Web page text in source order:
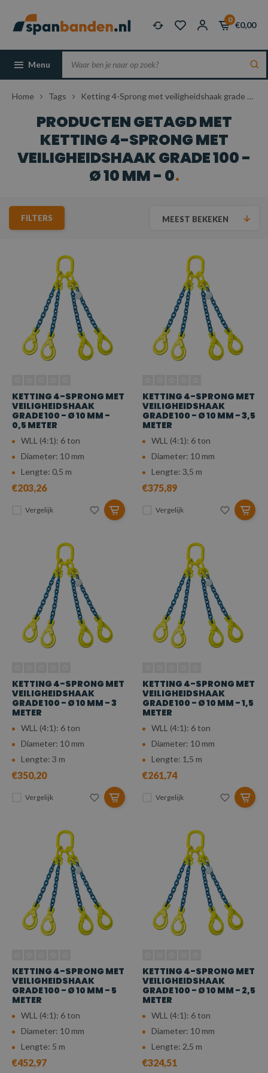
0
€0,00
Menu
Home Tags Ketting 4-Sprong met veiligheidshaak grade 100 - Ø 10 mm - 0
PRODUCTEN GETAGD MET
KETTING 4-SPRONG MET
VEILIGHEIDSHAAK GRADE 100 -
Ø 10 MM - 0
FILTERS MEEST BEKEKEN
KETTING 4-SPRONG MET
VEILIGHEIDSHAAK
GRADE 100 - Ø 10 MM -
0,5 METER
WLL (4:1): 6 ton
Diameter: 10 mm
Lengte: 0,5 m
€203,26
Vergelijk
KETTING 4-SPRONG MET
VEILIGHEIDSHAAK
GRADE 100 - Ø 10 MM - 3,5
METER
WLL (4:1): 6 ton
Diameter: 10 mm
Lengte: 3,5 m
€375,89
Vergelijk
KETTING 4-SPRONG MET
VEILIGHEIDSHAAK
GRADE 100 - Ø 10 MM - 3
METER
WLL (4:1): 6 ton
Diameter: 10 mm
Lengte: 3 m
€350,20
Vergelijk
KETTING 4-SPRONG MET
VEILIGHEIDSHAAK
GRADE 100 - Ø 10 MM - 1,5
METER
WLL (4:1): 6 ton
Diameter: 10 mm
Lengte: 1,5 m
€261,74
Vergelijk
KETTING 4-SPRONG MET
VEILIGHEIDSHAAK
GRADE 100 - Ø 10 MM - 5
METER
WLL (4:1): 6 ton
Diameter: 10 mm
Lengte: 5 m
€452,97
KETTING 4-SPRONG MET
VEILIGHEIDSHAAK
GRADE 100 - Ø 10 MM - 2,5
METER
WLL (4:1): 6 ton
Diameter: 10 mm
Lengte: 2,5 m
€324,51